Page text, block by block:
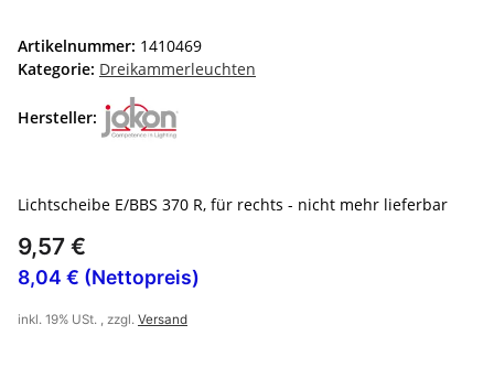
Artikelnummer: 1410469
Kategorie: Dreikammerleuchten
Hersteller:
Lichtscheibe E/BBS 370 R, für rechts - nicht mehr lieferbar
9,57 €
8,04 € (Nettopreis)
inkl. 19% USt. , zzgl. Versand